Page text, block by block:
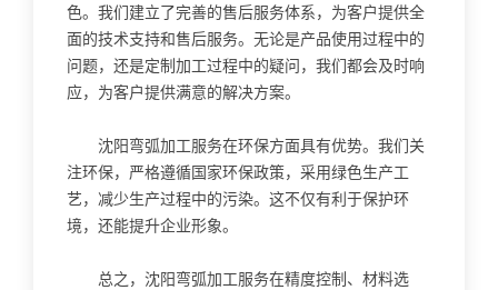
色。我们建立了完善的售后服务体系，为客户提供全
面的技术支持和售后服务。无论是产品使用过程中的
问题，还是定制加工过程中的疑问，我们都会及时响
应，为客户提供满意的解决方案。
沈阳弯弧加工服务在环保方面具有优势。我们关
注环保，严格遵循国家环保政策，采用绿色生产工
艺，减少生产过程中的污染。这不仅有利于保护环
境，还能提升企业形象。
总之，沈阳弯弧加工服务在精度控制、材料选